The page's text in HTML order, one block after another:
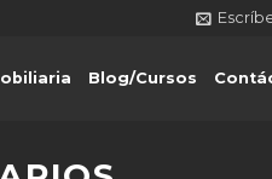
Blog/Cursos